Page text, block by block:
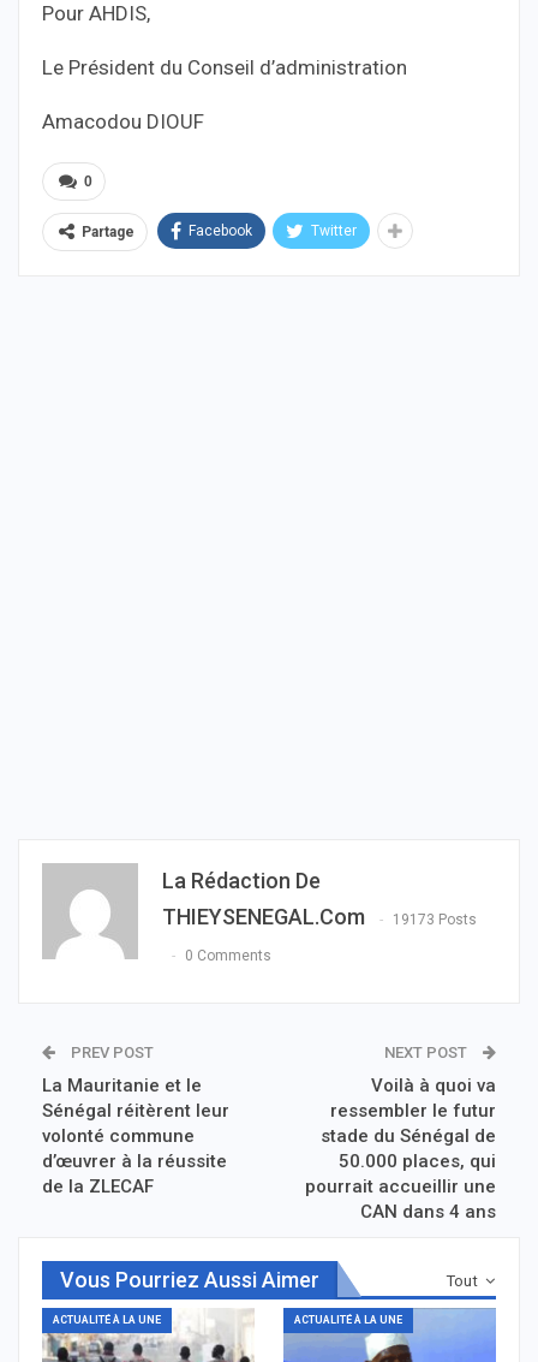
Pour AHDIS,
Le Président du Conseil d’administration
Amacodou DIOUF
0
Partage Facebook Twitter
La Rédaction De
THIEYSENEGAL.com
19173 Posts
0 Comments
PREV POST
La Mauritanie et le
Sénégal réitèrent leur
volonté commune
d’œuvrer à la réussite
de la ZLECAF
NEXT POST
Voilà à quoi va
ressembler le futur
stade du Sénégal de
50.000 places, qui
pourrait accueillir une
CAN dans 4 ans
Tout
Vous Pourriez Aussi Aimer
ACTUALITÉ À LA UNE ACTUALITÉ À LA UNE